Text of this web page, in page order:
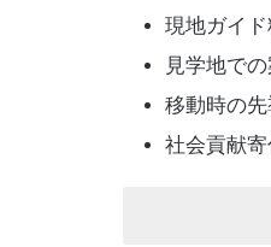
現地ガイ
見学地で
移動時の
社会貢献寄